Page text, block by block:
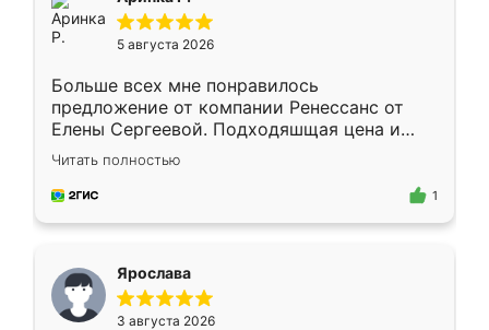
5 августа 2026
Больше всех мне понравилось
предложение от компании Ренессанс от
Елены Сергеевой. Подходяшщая цена и
короткие сроки изготовления. Приехавший
для замера сотрудник Владислав
предложил по моему эскизу самый
Читать полностью
1
Ярослава
3 августа 2026